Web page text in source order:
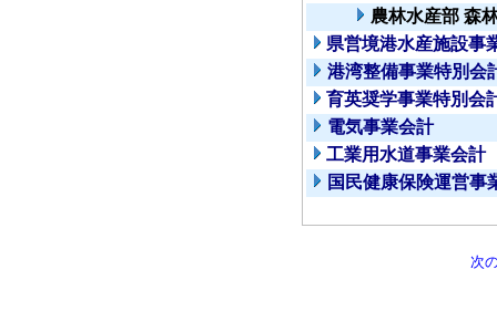
農林水産部 森
県営境港水産施設事
港湾整備事業特別会
育英奨学事業特別会
電気事業会計
工業用水道事業会計
国民健康保険運営事
次